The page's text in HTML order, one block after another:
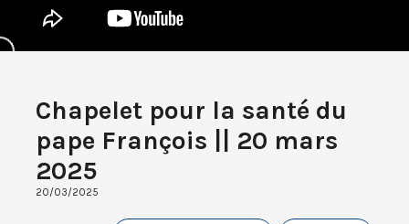
Chapelet pour la santé du
pape François || 20 mars
2025
20/03/2025